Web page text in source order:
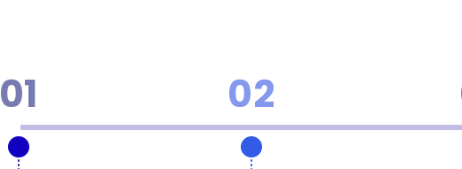
01 02